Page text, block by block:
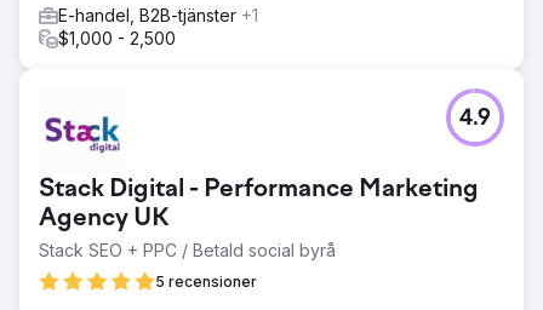
E-handel, B2B-tjänster +1
$1,000 - 2,500
Stack Digital - Performance Marketing
Agency UK
Stack SEO + PPC / Betald social byrå
5 recensioner
4.9